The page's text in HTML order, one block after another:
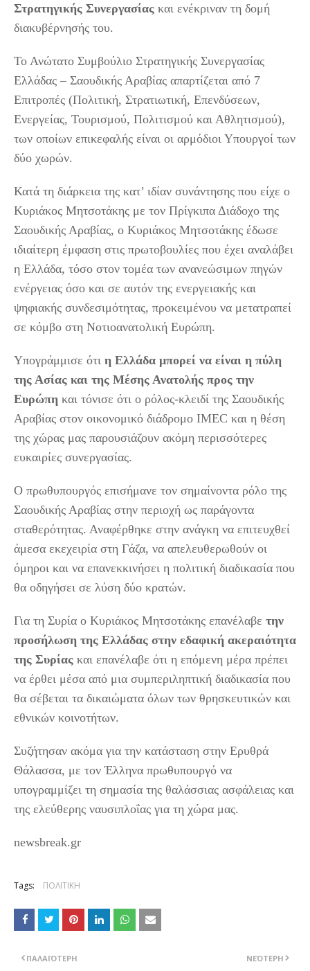
Στρατηγικής Συνεργασίας και ενέκριναν τη δομή
διακυβέρνησής του.
Το Ανώτατο Συμβούλιο Στρατηγικής Συνεργασίας
Ελλάδας – Σαουδικής Αραβίας απαρτίζεται από 7
Επιτροπές (Πολιτική, Στρατιωτική, Επενδύσεων,
Ενεργείας, Τουρισμού, Πολιτισμού και Αθλητισμού),
των οποίων επικεφαλής είναι οι αρμόδιοι Υπουργοί των
δύο χωρών.
Κατά τη διάρκεια της κατ’ ιδίαν συνάντησης που είχε ο
Κυριάκος Μητσοτάκης με τον Πρίγκιπα Διάδοχο της
Σαουδικής Αραβίας, ο Κυριάκος Μητσοτάκης έδωσε
ιδιαίτερη έμφαση στις πρωτοβουλίες που έχει αναλάβει
η Ελλάδα, τόσο στον τομέα των ανανεώσιμων πηγών
ενέργειας όσο και σε αυτόν της ενεργειακής και
ψηφιακής συνδεσιμότητας, προκειμένου να μετατραπεί
σε κόμβο στη Νοτιοανατολική Ευρώπη.
Υπογράμμισε ότι η Ελλάδα μπορεί να είναι η πύλη
της Ασίας και της Μέσης Ανατολής προς την
Ευρώπη και τόνισε ότι ο ρόλος-κλειδί της Σαουδικής
Αραβίας στον οικονομικό διάδρομο IMEC και η θέση
της χώρας μας παρουσιάζουν ακόμη περισσότερες
ευκαιρίες συνεργασίας.
Ο πρωθυπουργός επισήμανε τον σημαίνοντα ρόλο της
Σαουδικής Αραβίας στην περιοχή ως παράγοντα
σταθερότητας. Αναφέρθηκε στην ανάγκη να επιτευχθεί
άμεσα εκεχειρία στη Γάζα, να απελευθερωθούν οι
όμηροι και να επανεκκινήσει η πολιτική διαδικασία που
θα οδηγήσει σε λύση δύο κρατών.
Για τη Συρία ο Κυριάκος Μητσοτάκης επανέλαβε την
προσήλωση της Ελλάδας στην εδαφική ακεραιότητα
της Συρίας και επανέλαβε ότι η επόμενη μέρα πρέπει
να έρθει μέσα από μια συμπεριληπτική διαδικασία που
θα σέβεται τα δικαιώματα όλων των θρησκευτικών και
εθνικών κοινοτήτων.
Συζήτησαν ακόμα για την κατάσταση στην Ερυθρά
Θάλασσα, με τον Έλληνα πρωθυπουργό να
υπογραμμίζει τη σημασία της θαλάσσιας ασφάλειας και
της ελεύθερης ναυσιπλοΐας για τη χώρα μας.
newsbreak.gr
Tags: ΠΟΛΙΤΙΚΗ
ΝΕΌΤΕΡΗ
ΠΑΛΑΙΌΤΕΡΗ